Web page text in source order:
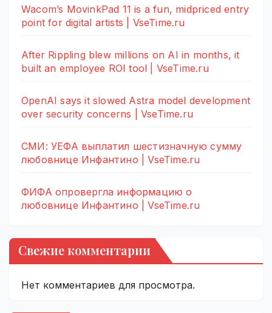
Wacom’s MovinkPad 11 is a fun, midpriced entry
point for digital artists | VseTime.ru
After Rippling blew millions on AI in months, it
built an employee ROI tool | VseTime.ru
OpenAI says it slowed Astra model development
over security concerns | VseTime.ru
СМИ: УЕФА выплатил шестизначную сумму
любовнице Инфантино | VseTime.ru
ФИФА опровергла информацию о
любовнице Инфантино | VseTime.ru
Свежие комментарии
Нет комментариев для просмотра.